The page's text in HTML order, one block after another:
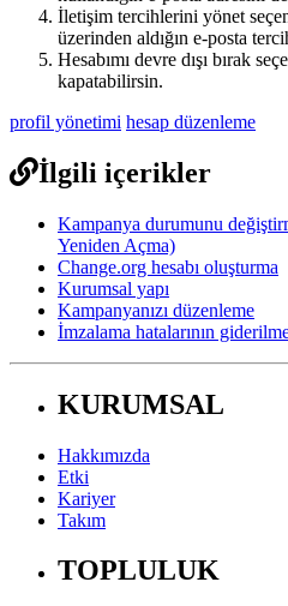
İletişim tercihlerini yönet seç
üzerinden aldığın e-posta
Hesabımı devre dışı bırak seç
kapatabilirsin.
profil yönetimi hesap düzenleme
İlgili içerikler
Kampanya durumunu
Yeniden Açma)
Change.org hesabı oluşturma
Kurumsal yapı
Kampanyanızı düzenleme
İmzalama hatalarının
KURUMSAL
Hakkımızda
Etki
Kariyer
Takım
TOPLULUK